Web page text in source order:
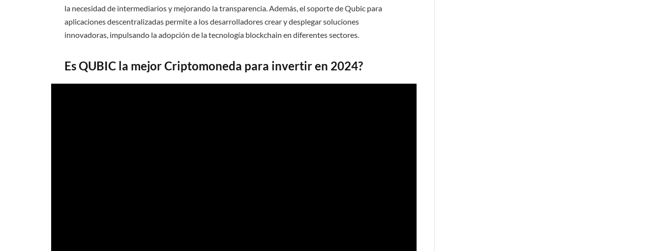
la necesidad de intermediarios y mejorando la transparencia. Además, el soporte de Qubic para
aplicaciones descentralizadas permite a los desarrolladores crear y desplegar soluciones
innovadoras, impulsando la adopción de la tecnología blockchain en diferentes sectores.
Es QUBIC la mejor Criptomoneda para invertir en 2024?